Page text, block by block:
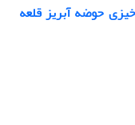
حوضه آبریز قلعه